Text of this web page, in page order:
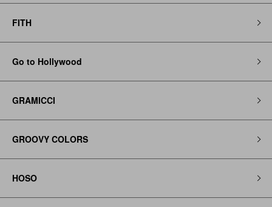
FITH
Go to Hollywood
GRAMICCI
GROOVY COLORS
HOSO